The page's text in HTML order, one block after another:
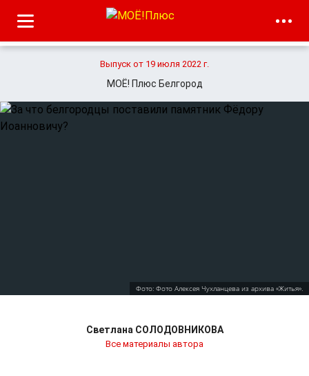
Выпуск от 19 июля 2022 г.
МОЁ! Плюс Белгород
Фото: Фото Алексея Чухланцева из архива «Житья».
Светлана СОЛОДОВНИКОВА
Все материалы автора